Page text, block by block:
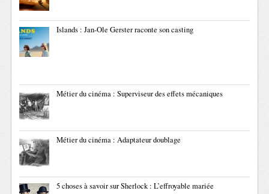
Islands : Jan-Ole Gerster raconte son casting
Métier du cinéma : Superviseur des effets mécaniques
Métier du cinéma : Adaptateur doublage
5 choses à savoir sur Sherlock : L’effroyable mariée